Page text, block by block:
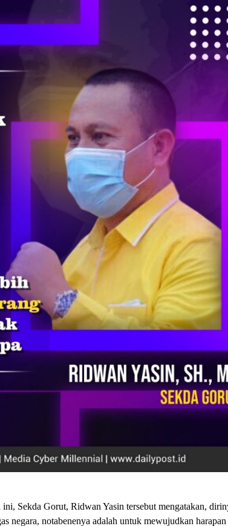
Sekda Gorut, Ridwan Yasin tersebut mengatakan,
negara, notabenenya adalah untuk mewujudkan